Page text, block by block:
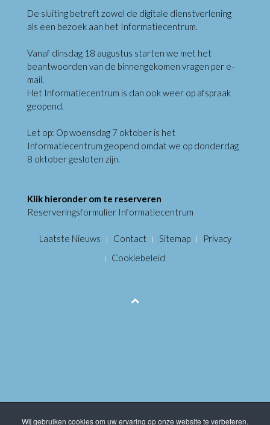
De sluiting betreft zowel de digitale dienstverlening
als een bezoek aan het Informatiecentrum.
Vanaf dinsdag 18 augustus starten we met het
beantwoorden van de binnengekomen vragen per e-
mail.
Het Informatiecentrum is dan ook weer op afspraak
geopend.
Let op: Op woensdag 7 oktober is het
Informatiecentrum geopend omdat we op donderdag
8 oktober gesloten zijn.
Klik hieronder om te reserveren
Reserveringsformulier Informatiecentrum
Laatste Nieuws Contact Sitemap
Privacy
Cookiebeleid
Wij gebruiken cookies om uw ervaring op onze website te verbeteren.